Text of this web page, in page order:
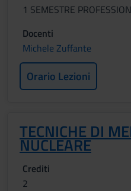
1 SEMESTRE
Docenti
Michele Zuffante
Orario Lezioni
TECNICHE DI
NUCLEARE
Crediti
2